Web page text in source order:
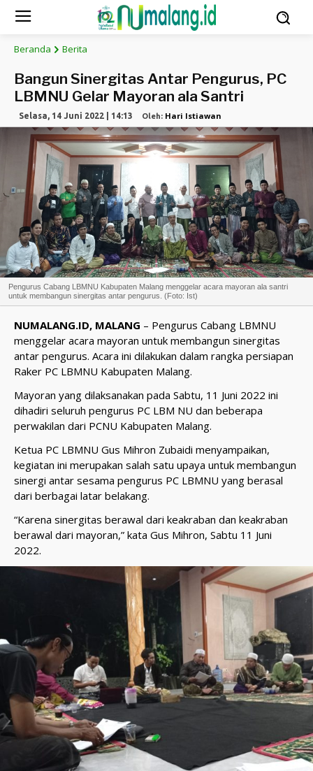
Beranda Berita
Bangun Sinergitas Antar Pengurus, PC
LBMNU Gelar Mayoran ala Santri
Selasa, 14 Juni 2022 | 14:13 Oleh: Hari Istiawan
Pengurus Cabang LBMNU Kabupaten Malang menggelar acara mayoran ala santri
untuk membangun sinergitas antar pengurus. (Foto: Ist)
NUMALANG.ID, MALANG – Pengurus Cabang LBMNU
menggelar acara mayoran untuk membangun sinergitas
antar pengurus. Acara ini dilakukan dalam rangka persiapan
Raker PC LBMNU Kabupaten Malang.
Mayoran yang dilaksanakan pada Sabtu, 11 Juni 2022 ini
dihadiri seluruh pengurus PC LBM NU dan beberapa
perwakilan dari PCNU Kabupaten Malang.
Ketua PC LBMNU Gus Mihron Zubaidi menyampaikan,
kegiatan ini merupakan salah satu upaya untuk membangun
sinergi antar sesama pengurus PC LBMNU yang berasal
dari berbagai latar belakang.
“Karena sinergitas berawal dari keakraban dan keakraban
berawal dari mayoran,” kata Gus Mihron, Sabtu 11 Juni
2022.